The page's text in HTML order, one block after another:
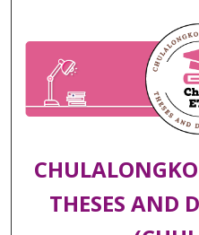
THESES AND